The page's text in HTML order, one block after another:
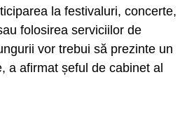
la festivaluri, concerte,
folosirea serviciilor de
vor trebui să prezinte un
a afirmat șeful de cabinet al